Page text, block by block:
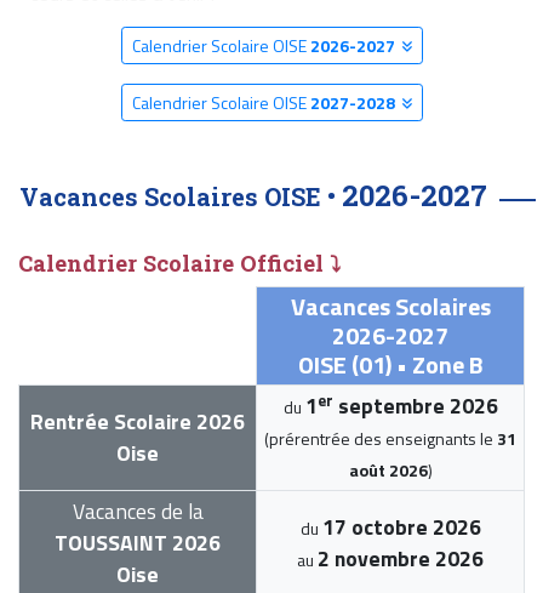
Calendrier Scolaire OISE2026-2027
Calendrier Scolaire OISE2027-2028
Vacances Scolaires OISE • 2026-2027
Calendrier Scolaire Officiel ⤵
Vacances Scolaires
2026-2027
OISE (01) • Zone B
Rentrée Scolaire 2026
Oise
du 1er septembre 2026
(prérentrée des enseignants le 31
août 2026)
Vacances de la
TOUSSAINT 2026
Oise
du 17 octobre 2026
au 2 novembre 2026